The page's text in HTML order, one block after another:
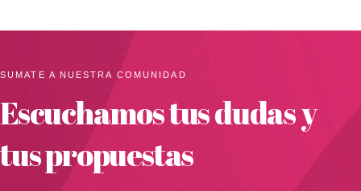
SUMATE A NUESTRA COMUNIDAD
Escuchamos tus dudas y
tus propuestas